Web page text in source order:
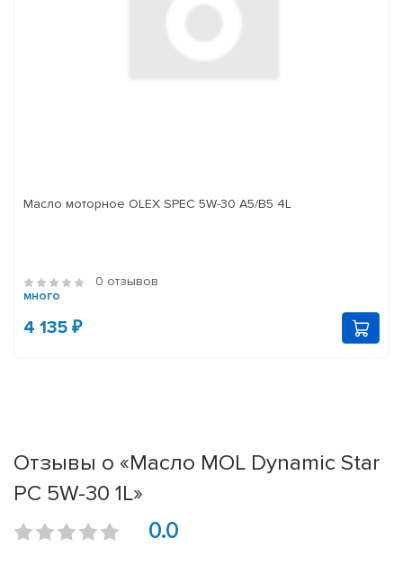
Масло моторное OLEX SPEC 5W-30 A5/B5 4L
0 отзывов
много
4 135 ₽
Отзывы о «Масло MOL Dynamic Star
PC 5W-30 1L»
0.0